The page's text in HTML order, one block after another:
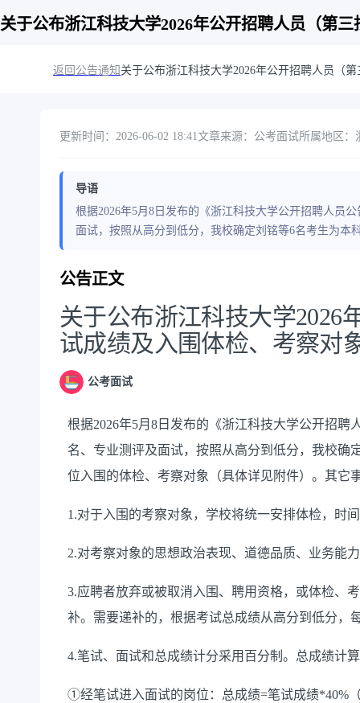
关于公布浙江科技大学2026年公开招聘人员（第
返回公告通知 关于公布浙江科技大学2026年公开招聘人员（
更新时间：2026-06-02 18:41文章来源：公考面试所属地区：
导语
根据2026年5月8日发布的《浙江科技大学公开招聘人员
面试，按照从高分到低分，我校确定刘铭等6名考生为本
公告正文
关于公布浙江科技大学2026
试成绩及入围体检、考察对
公考面试
根据2026年5月8日发布的《浙江科技大学公开招
名、 专业测评及面试，按照从高分到低分，我校确
位 入围的体检、考察对象 （具体详见附件） 。其它
1 .对于入围的考察对象，学校将统一安排体检，时
2.对考察对象的思想政治表现、道德品质、业务能
3.应聘者放弃或被取消入围、聘用资格，或体检、
补。需要递补的，根据考试总成绩从高分到低分，
4.笔试、面试和总成绩计分采用百分制。总成绩计
①经笔试进入面试的岗位：总成绩=笔试成绩*40%